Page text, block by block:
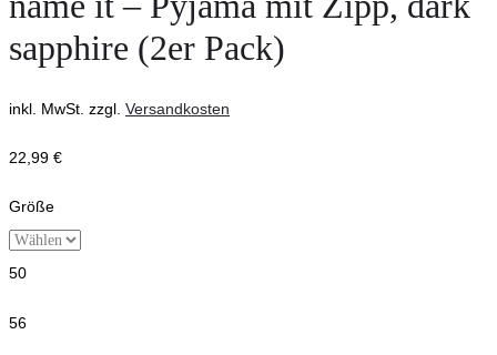
sapphire (2er Pack)
inkl. MwSt. zzgl. Versandkosten
22,99 €
Größe
50
56